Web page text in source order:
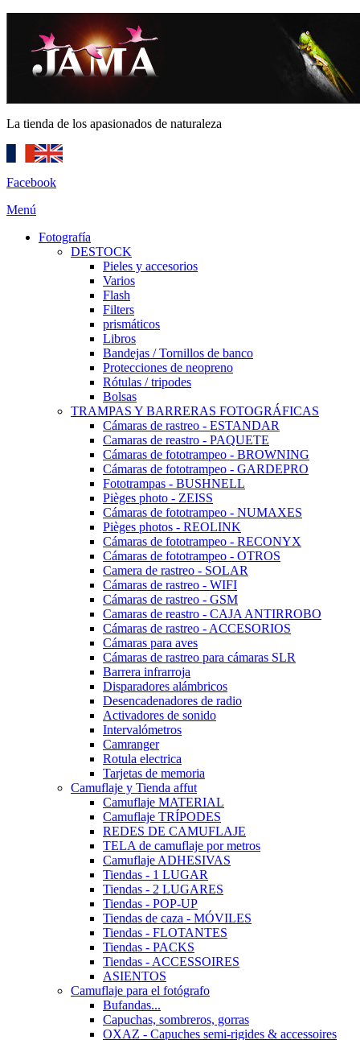
La tienda de los apasionados de naturaleza
Facebook
Menú
Fotografía
DESTOCK
Pieles y accesorios
Varios
Flash
Filters
prismáticos
Libros
Bandejas / Tornillos de banco
Protecciones de neopreno
Rótulas / tripodes
Bolsas
TRAMPAS Y BARRERAS FOTOGRÁFICAS
Cámaras de rastreo - ESTANDAR
Camaras de reastro - PAQUETE
Cámaras de fototrampeo - BROWNING
Cámaras de fototrampeo - GARDEPRO
Fototrampas - BUSHNELL
Pièges photo - ZEISS
Cámaras de fototrampeo - NUMAXES
Pièges photos - REOLINK
Cámaras de fototrampeo - RECONYX
Cámaras de fototrampeo - OTROS
Camera de rastreo - SOLAR
Cámaras de rastreo - WIFI
Cámaras de rastreo - GSM
Camaras de reastro - CAJA ANTIRROBO
Cámaras de rastreo - ACCESORIOS
Cámaras para aves
Cámaras de rastreo para cámaras SLR
Barrera infrarroja
Disparadores alámbricos
Desencadenadores de radio
Activadores de sonido
Intervalómetros
Camranger
Rotula electrica
Tarjetas de memoria
Camuflaje y Tienda affut
Camuflaje MATERIAL
Camuflaje TRÍPODES
REDES DE CAMUFLAJE
TELA de camuflaje por metros
Camuflaje ADHESIVAS
Tiendas - 1 LUGAR
Tiendas - 2 LUGARES
Tiendas - POP-UP
Tiendas de caza - MÓVILES
Tiendas - FLOTANTES
Tiendas - PACKS
Tiendas - ACCESSOIRES
ASIENTOS
Camuflaje para el fotógrafo
Bufandas...
Capuchas, sombreros, gorras
OXAZ - Capuches semi-rigides & accessoires